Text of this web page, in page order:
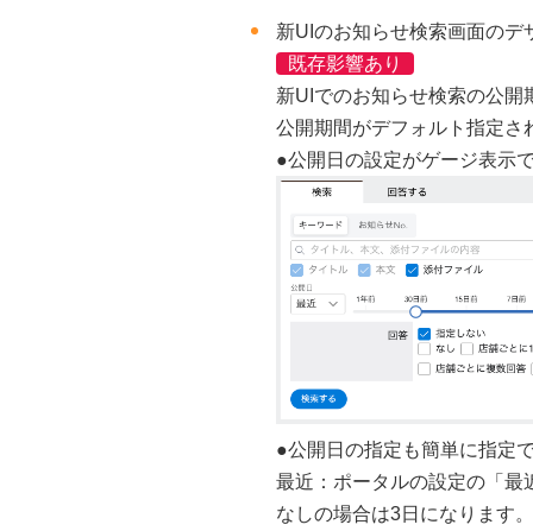
新UIのお知らせ検索画面のデ
既存影響あり
新UIでのお知らせ検索の公
公開期間がデフォルト指定さ
●公開日の設定がゲージ表示
●公開日の指定も簡単に指定
最近：ポータルの設定の「最
なしの場合は3日になります。